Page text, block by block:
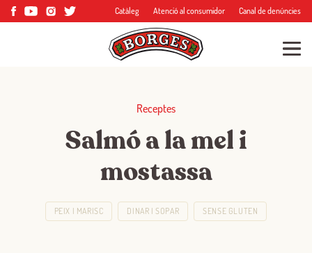
Catàleg Atenció al consumidor Canal de denúncies
Receptes
Salmó a la mel i
mostassa
PEIX I MARISC DINAR I SOPAR SENSE GLUTEN